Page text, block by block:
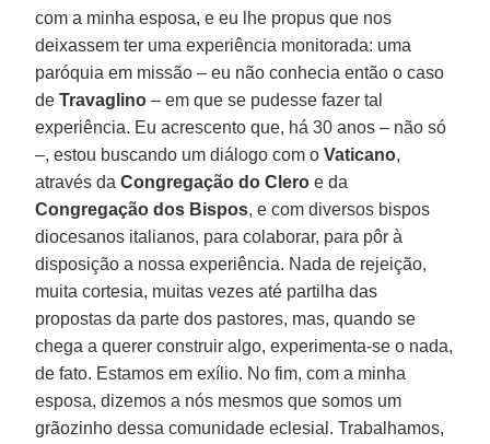
com a minha esposa, e eu lhe propus que nos
deixassem ter uma experiência monitorada: uma
paróquia em missão – eu não conhecia então o caso
deTravaglino – em que se pudesse fazer tal
experiência. Eu acrescento que, há 30 anos – não só
–, estou buscando um diálogo com oVaticano,
através daCongregação do Clero e da
Congregação dos Bispos, e com diversos bispos
diocesanos italianos, para colaborar, para pôr à
disposição a nossa experiência. Nada de rejeição,
muita cortesia, muitas vezes até partilha das
propostas da parte dos pastores, mas, quando se
chega a querer construir algo, experimenta-se o nada,
de fato. Estamos em exílio. No fim, com a minha
esposa, dizemos a nós mesmos que somos um
grãozinho dessa comunidade eclesial. Trabalhamos,